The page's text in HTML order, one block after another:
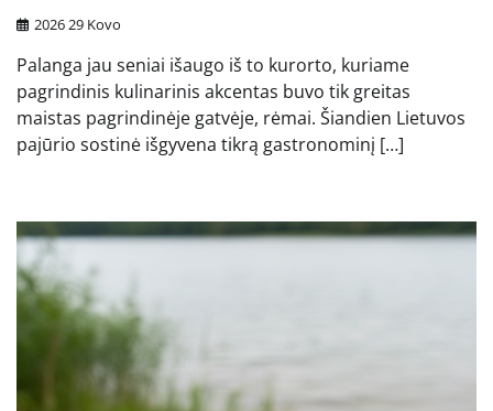
2026 29 Kovo
Palanga jau seniai išaugo iš to kurorto, kuriame
pagrindinis kulinarinis akcentas buvo tik greitas
maistas pagrindinėje gatvėje, rėmai. Šiandien Lietuvos
pajūrio sostinė išgyvena tikrą gastronominį […]